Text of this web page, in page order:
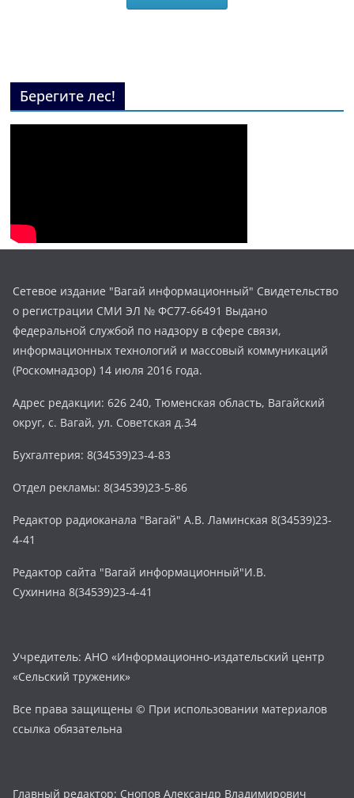
Берегите лес!
Сетевое издание "Вагай информационный" Свидетельство
о регистрации СМИ ЭЛ № ФС77-66491 Выдано
федеральной службой по надзору в сфере связи,
информационных технологий и массовый коммуникаций
(Роскомнадзор) 14 июля 2016 года.
Адрес редакции: 626 240, Тюменская область, Вагайский
округ, с. Вагай, ул. Советская д.34
Бухгалтерия: 8(34539)23-4-83
Отдел рекламы: 8(34539)23-5-86
Редактор радиоканала "Вагай" А.В. Ламинская 8(34539)23-
4-41
Редактор сайта "Вагай информационный"И.В.
Сухинина 8(34539)23-4-41
Учредитель: АНО «Информационно-издательский центр
«Сельский труженик»
Все права защищены © При использовании материалов
ссылка обязательна
Главный редактор: Снопов Александр Владимирович